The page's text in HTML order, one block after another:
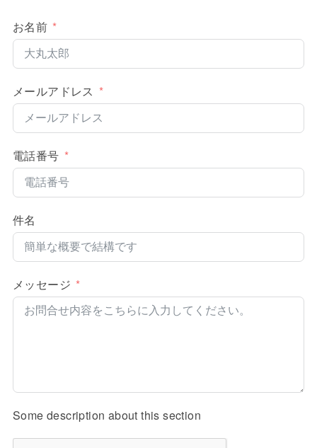
お名前
メールアドレス
電話番号
件名
メッセージ
Some description about this section